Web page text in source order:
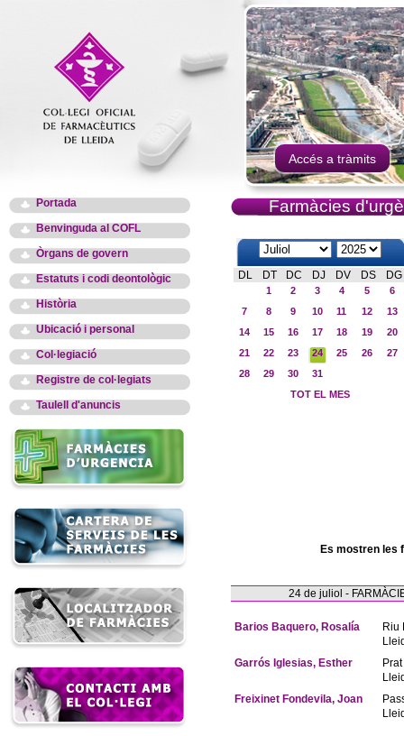
Accés a tràmits
Portada
Benvinguda al COFL
Òrgans de govern
Estatuts i codi deontològic
Història
Ubicació i personal
Col·legiació
Registre de col·legiats
Taulell d'anuncis
Farmàcies
DL DT DC DJ DV DS DG
1 2 3 4 5
6
7
8 9 10 11 12
13
14
15 16 17 18 19
20
21
22 23 24 25 26
27
28
29 30
31
TOT EL MES
Es mostren les
24 de juliol -
Barios Baquero, Rosalía
Riu
Garrós Iglesias, Esther
Freixinet Fondevila, Joan